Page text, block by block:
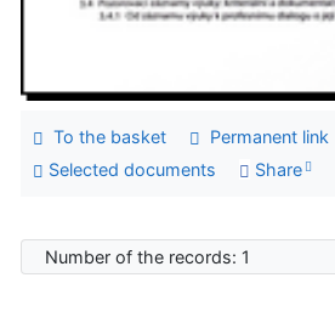
To the basket Permanent link
Selected documents
Share
Number of the records: 1